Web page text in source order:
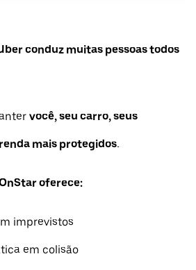
conduz muitas pessoas todos
você, seu carro, seus
mais protegidos.
oferece:
imprevistos
em colisão